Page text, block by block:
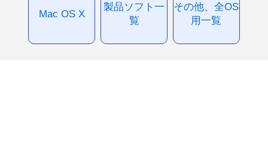
Mac OS X
製品ソフト一
覧
その他、全OS
用一覧